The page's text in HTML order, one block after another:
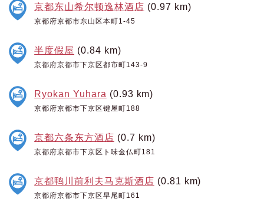
京都东山希尔顿逸林酒店 (0.97 km)
京都府京都市东山区本町1-45
半度假屋 (0.84 km)
京都府京都市下京区都市町143-9
Ryokan Yuhara (0.93 km)
京都府京都市下京区键屋町188
京都六条东方酒店 (0.7 km)
京都府京都市下京区ト味金仏町181
京都鸭川前利夫马克斯酒店 (0.81 km)
京都府京都市下京区早尾町161